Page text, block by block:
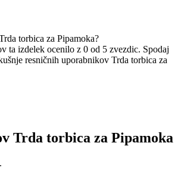
torbica za Pipamoka?
ta izdelek ocenilo z 0 od 5 zvezdic. Spodaj
resničnih uporabnikov Trda torbica za
Trda torbica za Pipamoka